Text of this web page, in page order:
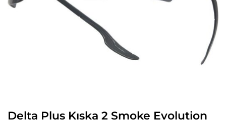
Delta Plus Kıska 2 Smoke Evolution